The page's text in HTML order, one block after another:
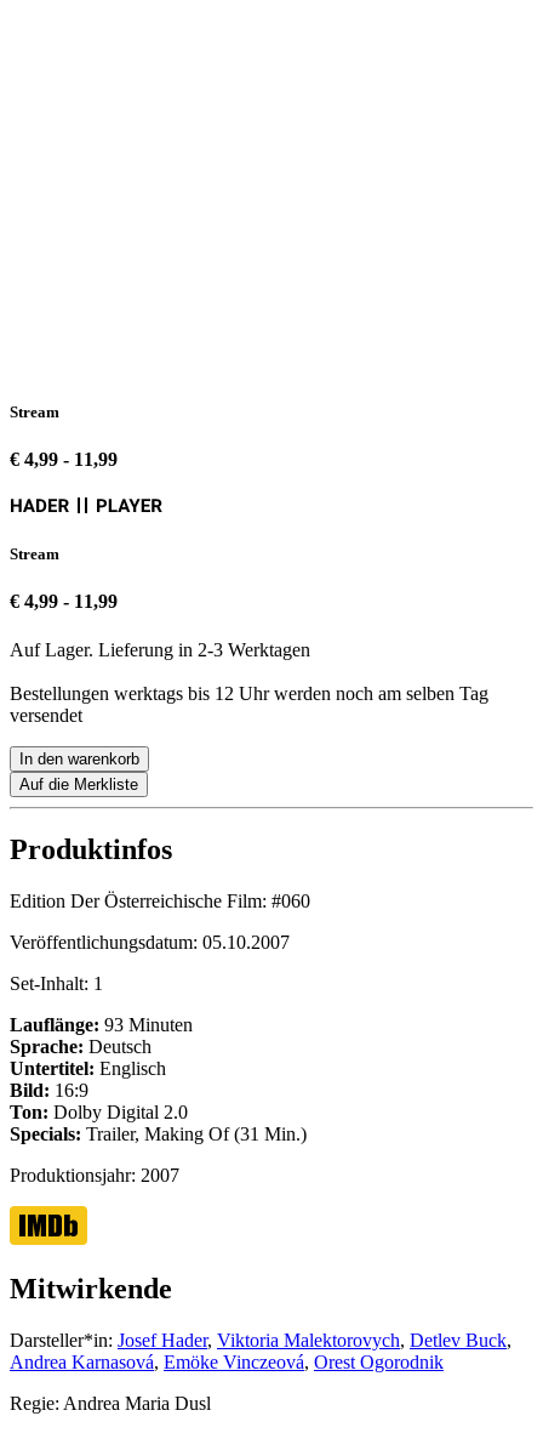
Stream
€ 4,99 - 11,99
Stream
€ 4,99 - 11,99
Auf Lager. Lieferung in 2-3 Werktagen
Bestellungen werktags bis 12 Uhr werden noch am selben Tag
versendet
In den warenkorb
Auf die Merkliste
Produktinfos
Edition Der Österreichische Film: #060
Veröffentlichungsdatum: 05.10.2007
Set-Inhalt: 1
Lauflänge: 93 Minuten
Sprache: Deutsch
Untertitel: Englisch
Bild: 16:9
Ton: Dolby Digital 2.0
Specials: Trailer, Making Of (31 Min.)
Produktionsjahr: 2007
Mitwirkende
Darsteller*in: Josef Hader, Viktoria Malektorovych, Detlev Buck,
Andrea Karnasová, Emöke Vinczeová, Orest Ogorodnik
Regie: Andrea Maria Dusl